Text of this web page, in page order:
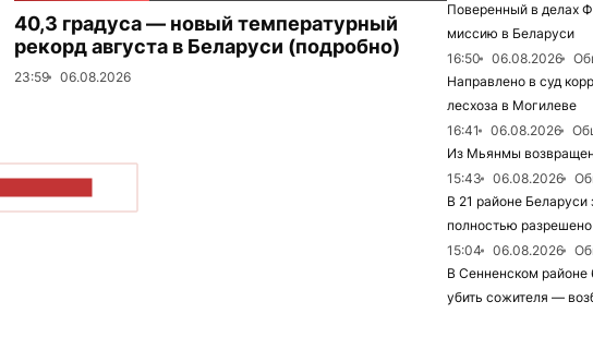
40,3 градуса — новый температурный
рекорд августа в Беларуси (подробно)
23:59 06.08.2026
Поверенный в делах
миссию в Беларуси
16:50
06.08.2026
Направлено в суд
лесхоза в Могилеве
16:41
06.08.2026
Из Мьянмы
15:43
06.08.2026
В 21 районе
полностью
15:04
06.08.2026
В Сенненском
убить сожителя —